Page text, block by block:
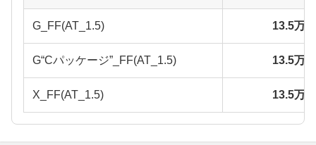
G_FF(AT_1.5) 13.5万
G“Cパッケージ”_FF(AT_1.5) 13.5万
X_FF(AT_1.5) 13.5万